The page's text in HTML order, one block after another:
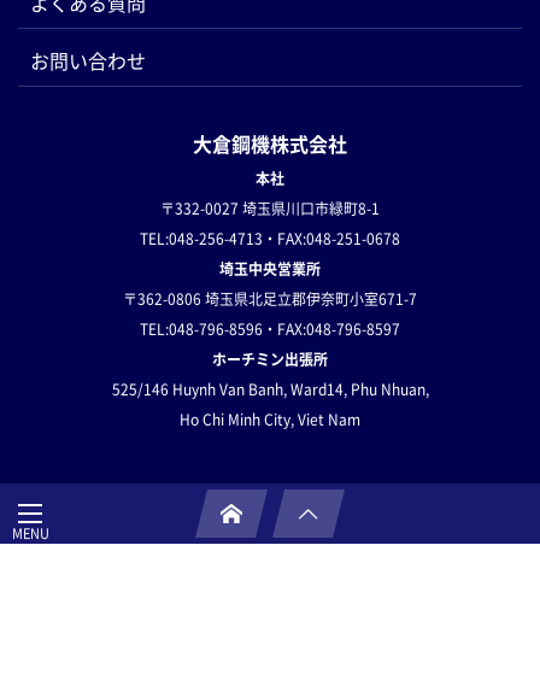
お問い合わせ
大倉鋼機株式会社
本社
〒332-0027 埼玉県川口市緑町8-1
TEL:048-256-4713・FAX:048-251-0678
埼玉中央営業所
〒362-0806 埼玉県北足立郡伊奈町小室671-7
TEL:048-796-8596・FAX:048-796-8597
ホーチミン出張所
525/146 Huynh Van Banh,Ward14, Phu Nhuan,
Ho Chi Minh City, Viet Nam
サイトご利用にあたって